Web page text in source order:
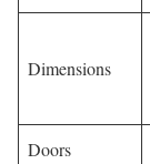
Dimensions
Doors